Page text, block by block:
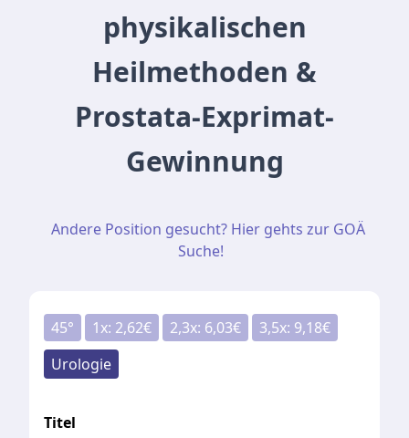
physikalischen
Heilmethoden &
Prostata-Exprimat-
Gewinnung
Andere Position gesucht? Hier gehts zur GOÄ
Suche!
45° 1x: 2,62€ 2,3x: 6,03€ 3,5x: 9,18€
Urologie
Titel